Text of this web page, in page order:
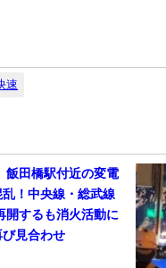
速
飯田橋駅付近の変電
乱！中央線・総武線
開するも消火活動に
び見合わせ